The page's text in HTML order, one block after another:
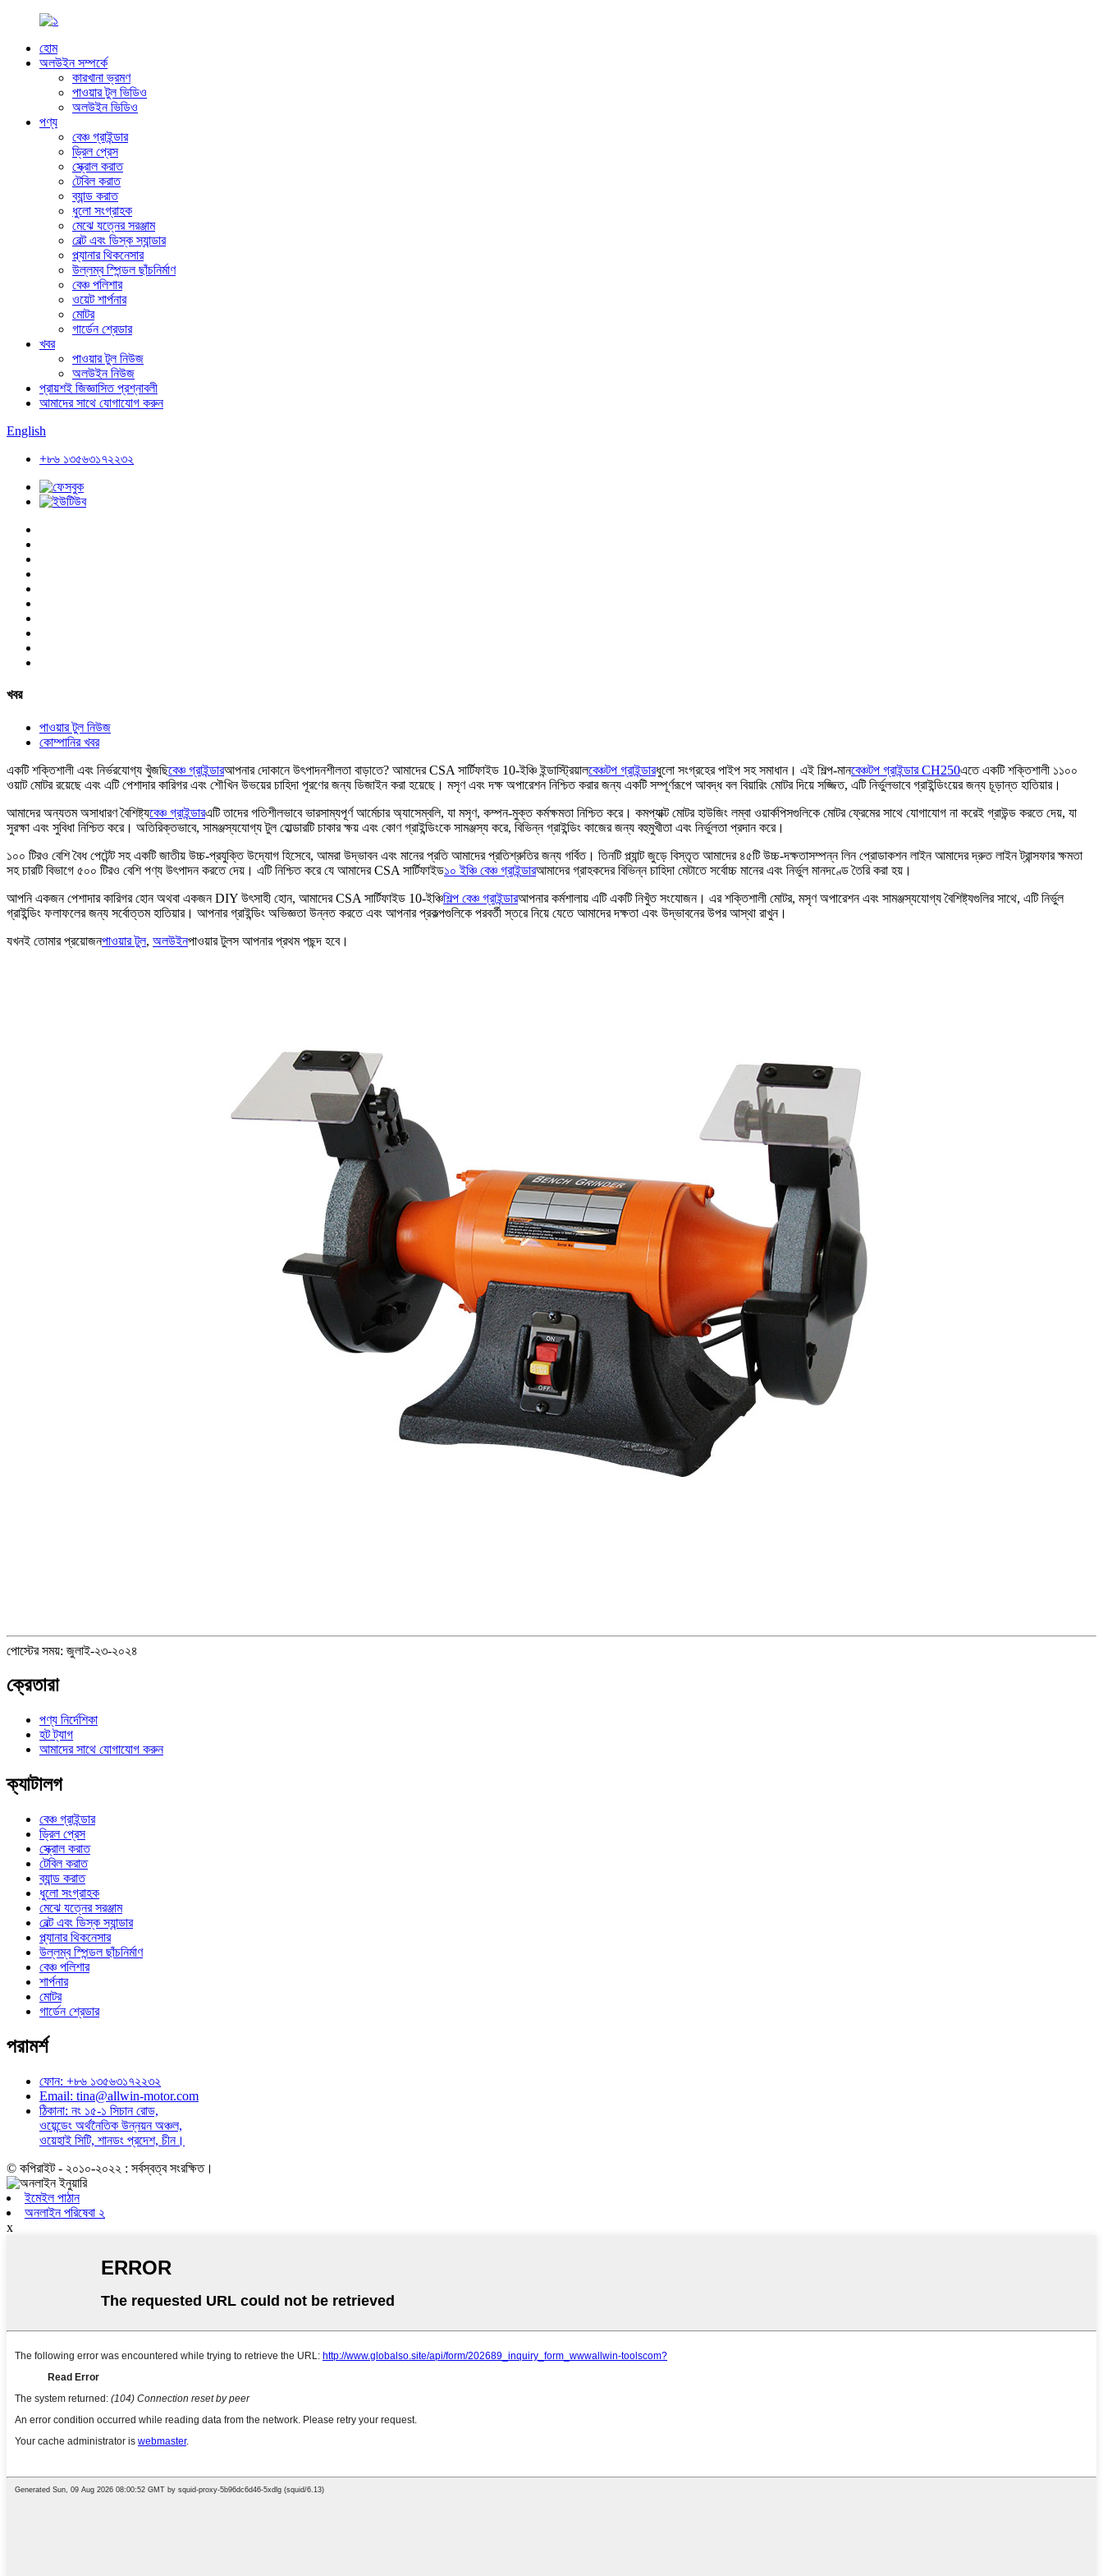
হোম
অলউইন সম্পর্কে
কারখানা ভ্রমণ
পাওয়ার টুল ভিডিও
অলউইন ভিডিও
পণ্য
বেঞ্চ গ্রাইন্ডার
ড্রিল প্রেস
স্ক্রোল করাত
টেবিল করাত
ব্যান্ড করাত
ধুলো সংগ্রাহক
মেঝে যত্নের সরঞ্জাম
বেল্ট এবং ডিস্ক স্যান্ডার
প্ল্যানার থিকনেসার
উল্লম্ব স্পিন্ডল ছাঁচনির্মাণ
বেঞ্চ পলিশার
ওয়েট শার্পনার
মোটর
গার্ডেন শ্রেডার
খবর
পাওয়ার টুল নিউজ
অলউইন নিউজ
প্রায়শই জিজ্ঞাসিত প্রশ্নাবলী
আমাদের সাথে যোগাযোগ করুন
English
+৮৬ ১৩৫৬৩১৭২২৩২
খবর
পাওয়ার টুল নিউজ
কোম্পানির খবর
একটি শক্তিশালী এবং নির্ভরযোগ্য খুঁজছিবেঞ্চ গ্রাইন্ডারআপনার দোকানে উৎপাদনশীলতা বাড়াতে? আমাদের CSA সার্টিফাইড 10-ইঞ্চি ইন্ডাস্ট্রিয়ালবেঞ্চটপ গ্রাইন্ডারধুলো সংগ্রহের পাইপ সহ সমাধান। এই শিল্প-মানবেঞ্চটপ গ্রাইন্ডার CH250এতে একটি শক্তিশালী ১১০০
ওয়াট মোটর রয়েছে এবং এটি পেশাদার কারিগর এবং শৌখিন উভয়ের চাহিদা পূরণের জন্য ডিজাইন করা হয়েছে। মসৃণ এবং দক্ষ অপারেশন নিশ্চিত করার জন্য একটি সম্পূর্ণরূপে আবদ্ধ বল বিয়ারিং মোটর দিয়ে সজ্জিত, এটি নির্ভুলভাবে গ্রাইন্ডিংয়ের জন্য চূড়ান্ত হাতিয়ার।
আমাদের অন্যতম অসাধারণ বৈশিষ্ট্যবেঞ্চ গ্রাইন্ডারএটি তাদের গতিশীলভাবে ভারসাম্যপূর্ণ আর্মেচার অ্যাসেম্বলি, যা মসৃণ, কম্পন-মুক্ত কর্মক্ষমতা নিশ্চিত করে। কমপ্যাক্ট মোটর হাউজিং লম্বা ওয়ার্কপিসগুলিকে মোটর ফ্রেমের সাথে যোগাযোগ না করেই গ্রাউন্ড করতে দেয়, যা
সুরক্ষা এবং সুবিধা নিশ্চিত করে। অতিরিক্তভাবে, সামঞ্জস্যযোগ্য টুল হোল্ডারটি চাকার ক্ষয় এবং কোণ গ্রাইন্ডিংকে সামঞ্জস্য করে, বিভিন্ন গ্রাইন্ডিং কাজের জন্য বহুমুখীতা এবং নির্ভুলতা প্রদান করে।
১০০ টিরও বেশি বৈধ পেটেন্ট সহ একটি জাতীয় উচ্চ-প্রযুক্তি উদ্যোগ হিসেবে, আমরা উদ্ভাবন এবং মানের প্রতি আমাদের প্রতিশ্রুতির জন্য গর্বিত। তিনটি প্ল্যান্ট জুড়ে বিস্তৃত আমাদের ৪৫টি উচ্চ-দক্ষতাসম্পন্ন লিন প্রোডাকশন লাইন আমাদের দ্রুত লাইন ট্রান্সফার ক্ষমতা
সহ চারটি বিভাগে ৫০০ টিরও বেশি পণ্য উৎপাদন করতে দেয়। এটি নিশ্চিত করে যে আমাদের CSA সার্টিফাইড১০ ইঞ্চি বেঞ্চ গ্রাইন্ডারআমাদের গ্রাহকদের বিভিন্ন চাহিদা মেটাতে সর্বোচ্চ মানের এবং নির্ভুল মানদণ্ডে তৈরি করা হয়।
আপনি একজন পেশাদার কারিগর হোন অথবা একজন DIY উৎসাহী হোন, আমাদের CSA সার্টিফাইড 10-ইঞ্চিশিল্প বেঞ্চ গ্রাইন্ডারআপনার কর্মশালায় এটি একটি নিখুঁত সংযোজন। এর শক্তিশালী মোটর, মসৃণ অপারেশন এবং সামঞ্জস্যযোগ্য বৈশিষ্ট্যগুলির সাথে, এটি নির্ভুল
গ্রাইন্ডিং ফলাফলের জন্য সর্বোত্তম হাতিয়ার। আপনার গ্রাইন্ডিং অভিজ্ঞতা উন্নত করতে এবং আপনার প্রকল্পগুলিকে পরবর্তী স্তরে নিয়ে যেতে আমাদের দক্ষতা এবং উদ্ভাবনের উপর আস্থা রাখুন।
যখনই তোমার প্রয়োজনপাওয়ার টুল, অলউইনপাওয়ার টুলস আপনার প্রথম পছন্দ হবে।
পোস্টের সময়: জুলাই-২৩-২০২৪
ক্রেতারা
পণ্য নির্দেশিকা
হট ট্যাগ
আমাদের সাথে যোগাযোগ করুন
ক্যাটালগ
বেঞ্চ গ্রাইন্ডার
ড্রিল প্রেস
স্ক্রোল করাত
টেবিল করাত
ব্যান্ড করাত
ধুলো সংগ্রাহক
মেঝে যত্নের সরঞ্জাম
বেল্ট এবং ডিস্ক স্যান্ডার
প্ল্যানার থিকনেসার
উল্লম্ব স্পিন্ডল ছাঁচনির্মাণ
বেঞ্চ পলিশার
শার্পনার
মোটর
গার্ডেন শ্রেডার
পরামর্শ
ফোন: +৮৬ ১৩৫৬৩১৭২২৩২
Email: tina@allwin-motor.com
ঠিকানা: নং ১৫-১ সিচান রোড,
ওয়েন্ডেং অর্থনৈতিক উন্নয়ন অঞ্চল,
ওয়েহাই সিটি, শানডং প্রদেশ, চীন।
© কপিরাইট - ২০১০-২০২২ : সর্বস্বত্ব সংরক্ষিত।
ইমেইল পাঠান
অনলাইন পরিষেবা ২
x